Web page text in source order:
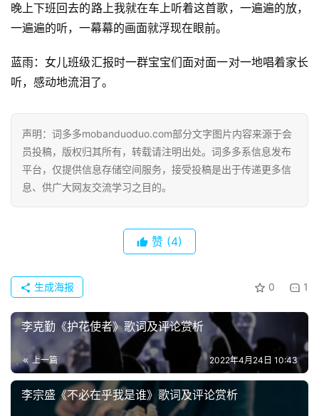
首
页
好
句
经
歌
词
晚上下班回去的路上我就在车上听着这首歌，一遍遍的放，
一遍遍的听，一幕幕的画面就浮现在眼前。
蓝雨：女儿班级汇报时一群宝宝们面对面一对一地唱着家长
听，感动地流泪了。
声明：词多多mobanduoduo.com部分文字图片内容来源于会
员投稿，版权归其所有，转载请注明出处。词多多系信息发布
平台，仅提供信息存储空间服务，接受投稿是出于传递更多信
息、供广大网友交流学习之目的。
赞 (4)
0 1
生成海报
李克勤《护花使者》歌词及评论赏析
上一篇 2022年4月24日 10:43
李宗盛《不必在乎我是谁》歌词及评论赏析